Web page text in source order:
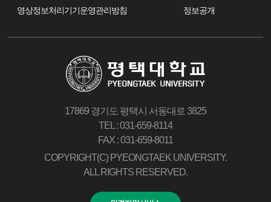
영상정보처리기기운영관리방침 정보공개
17869 경기도 평택시 서동대로 3825
TEL : 031-659-8114
FAX : 031-659-8011
COPYRIGHT(C) PYEONGTAEK UNIVERSITY.
ALL RIGHTS RESERVED.